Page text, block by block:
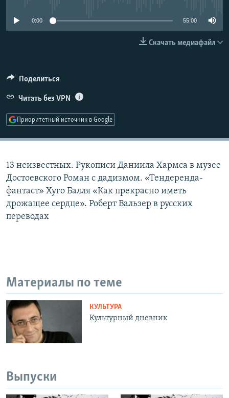
Все сайты РСЕ/РС
0:00 55:00
Скачать медиафайл
Поделиться
Читать без VPN
Приоритетный источник в Google
13 неизвестных. Рукописи Даниила Хармса в музее
Достоевского Роман с дадизмом. «Тендеренда-
фантаст» Хуго Балля «Как прекрасно иметь
дрожащее сердце». Роберт Вальзер в русских
переводах
Материалы по теме
КУЛЬТУРА
Культурный дневник
Выпуски